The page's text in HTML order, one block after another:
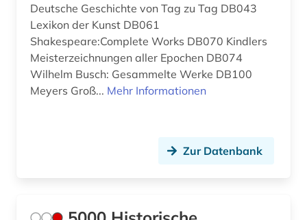
baugeschichte (1)
bauhandwerk (1)
bauingenieurwesen (10)
grünanlage sportstätte (1)
baukostenermittlung (1)
Deutsche Geschichte von Tag zu Tag DB043
Lexikon der Kunst DB061
Shakespeare:Complete Works DB070 Kindlers
Meisterzeichnungen aller Epochen DB074
Wilhelm Busch: Gesammelte Werke DB100
Meyers Groß... Mehr Informationen
Zur Datenbank